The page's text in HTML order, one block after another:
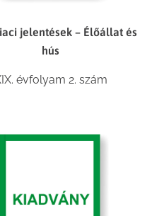
jelentések – Élőállat és
hús
évfolyam 2. szám